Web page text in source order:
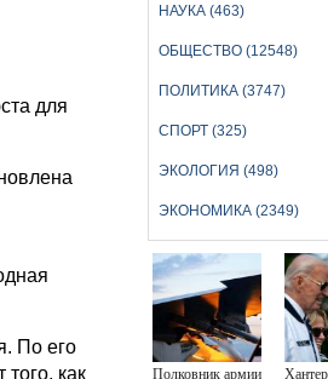
для
По его
как
НАУКА (463)
ОБЩЕСТВО (12548)
ПОЛИТИКА (3747)
СПОРТ (325)
ЭКОЛОГИЯ (498)
ЭКОНОМИКА (2349)
Полковник армии